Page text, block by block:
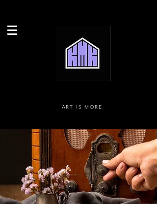
ART IS MORE